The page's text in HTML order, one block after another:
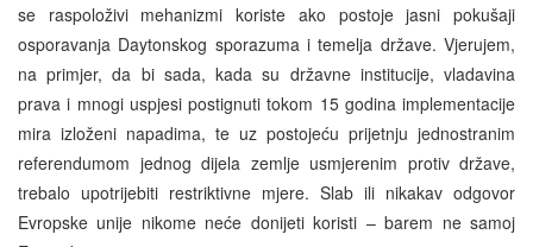
se raspoloživi mehanizmi koriste ako postoje jasni pokušaji
osporavanja Daytonskog sporazuma i temelja države. Vjerujem,
na primjer, da bi sada, kada su državne institucije, vladavina
prava i mnogi uspjesi postignuti tokom 15 godina implementacije
mira izloženi napadima, te uz postojeću prijetnju jednostranim
referendumom jednog dijela zemlje usmjerenim protiv države,
trebalo upotrijebiti restriktivne mjere. Slab ili nikakav odgovor
Evropske unije nikome neće donijeti koristi – barem ne samoj